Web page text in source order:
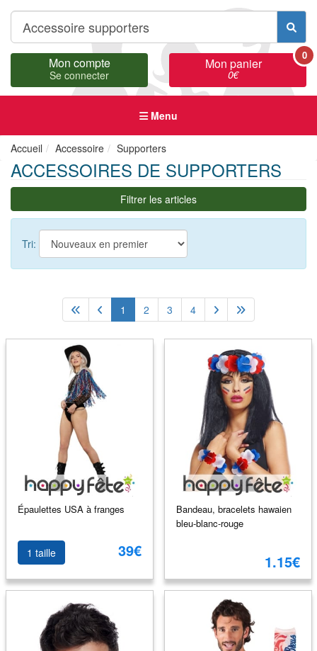
Mon compte
Se connecter
Mon panier
0€
0
Menu
Accueil Accessoire Supporters
ACCESSOIRES DE SUPPORTERS
Filtrer les articles
Tri:
1 2 3 4
Épaulettes USA à franges
1 taille 39€
Bandeau, bracelets hawaien
bleu-blanc-rouge
1.15€